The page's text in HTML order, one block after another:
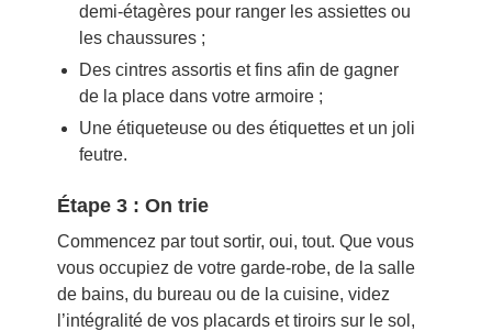
demi-étagères pour ranger les assiettes ou
les chaussures ;
Des cintres assortis et fins afin de gagner
de la place dans votre armoire ;
Une étiqueteuse ou des étiquettes et un joli
feutre.
Étape 3 : On trie
Commencez par tout sortir, oui, tout. Que vous
vous occupiez de votre garde-robe, de la salle
de bains, du bureau ou de la cuisine, videz
l’intégralité de vos placards et tiroirs sur le sol,